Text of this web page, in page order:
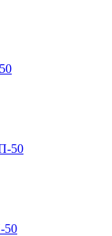
50
50